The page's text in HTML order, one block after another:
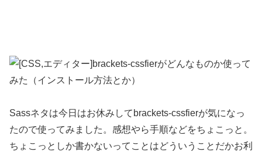
Sassネタは今日はお休みしてbrackets-cssfierが気になっ
たので使ってみました。感想やら手順などをちょこっと。
ちょこっとしか書かないってことはどういうことだかお利